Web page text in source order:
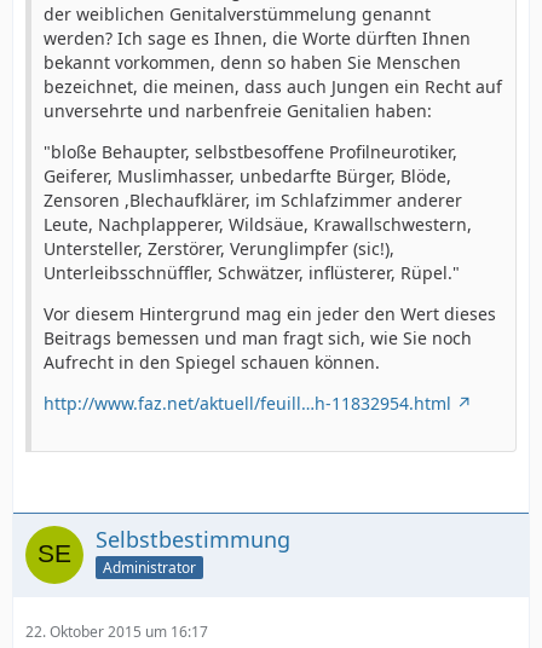
der weiblichen Genitalverstümmelung genannt
werden? Ich sage es Ihnen, die Worte dürften Ihnen
bekannt vorkommen, denn so haben Sie Menschen
bezeichnet, die meinen, dass auch Jungen ein Recht auf
unversehrte und narbenfreie Genitalien haben:
"bloße Behaupter, selbstbesoffene Profilneurotiker,
Geiferer, Muslimhasser, unbedarfte Bürger, Blöde,
Zensoren ,Blechaufklärer, im Schlafzimmer anderer
Leute, Nachplapperer, Wildsäue, Krawallschwestern,
Untersteller, Zerstörer, Verunglimpfer (sic!),
Unterleibsschnüffler, Schwätzer, inflüsterer, Rüpel."
Vor diesem Hintergrund mag ein jeder den Wert dieses
Beitrags bemessen und man fragt sich, wie Sie noch
Aufrecht in den Spiegel schauen können.
http://www.faz.net/aktuell/feuill…h-11832954.html
Selbstbestimmung
Administrator
22. Oktober 2015 um 16:17